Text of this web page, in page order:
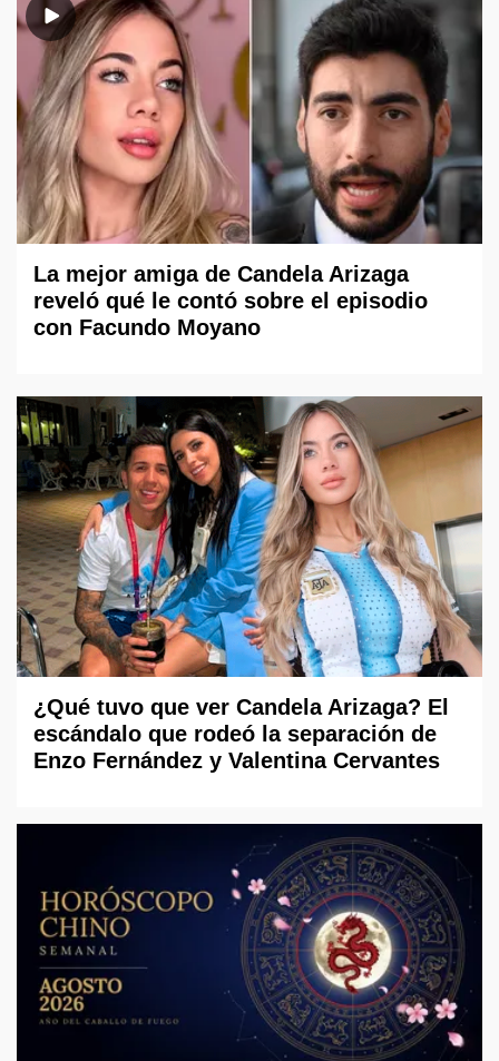
La mejor amiga de Candela Arizaga
reveló qué le contó sobre el episodio
con Facundo Moyano
¿Qué tuvo que ver Candela Arizaga? El
escándalo que rodeó la separación de
Enzo Fernández y Valentina Cervantes